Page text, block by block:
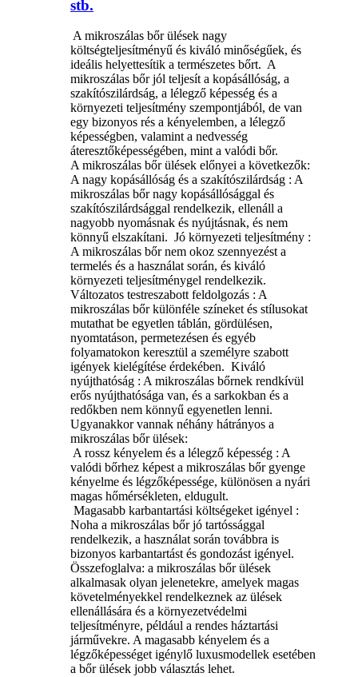
stb.
‌ A mikroszálas bőr ülések nagy
költségteljesítményű és kiváló minőségűek, és
ideális helyettesítik a természetes bőrt. ‌ A
mikroszálas bőr jól teljesít a kopásállóság, a
szakítószilárdság, a lélegző képesség és a
környezeti teljesítmény szempontjából, de van
egy bizonyos rés a kényelemben, a lélegző
képességben, valamint a nedvesség
áteresztőképességében, mint a valódi bőr. ‌
A mikroszálas bőr ülések előnyei a következők: ‌
A nagy kopásállóság és a szakítószilárdság ‌: ​​A
mikroszálas bőr nagy kopásállósággal és
szakítószilárdsággal rendelkezik, ellenáll a
nagyobb nyomásnak és nyújtásnak, és nem
könnyű elszakítani. ‌ Jó környezeti teljesítmény ‌:
A mikroszálas bőr nem okoz szennyezést a
termelés és a használat során, és kiváló
környezeti teljesítménygel rendelkezik. ‌
Változatos testreszabott feldolgozás ‌: A
mikroszálas bőr különféle színeket és stílusokat
mutathat be egyetlen táblán, gördülésen,
nyomtatáson, permetezésen és egyéb
folyamatokon keresztül a személyre szabott
igények kielégítése érdekében. ‌ Kiváló
nyújthatóság ‌: ​​A mikroszálas bőrnek rendkívül
erős nyújthatósága van, és a sarkokban és a
redőkben nem könnyű egyenetlen lenni. ‌
Ugyanakkor vannak néhány hátrányos a
mikroszálas bőr ülések:
‌ A rossz kényelem és a lélegző képesség ‌: A
valódi bőrhez képest a mikroszálas bőr gyenge
kényelme és légzőképessége, különösen a nyári
magas hőmérsékleten, eldugult.
‌ Magasabb karbantartási költségeket igényel ‌:
Noha a mikroszálas bőr jó tartóssággal
rendelkezik, a használat során továbbra is
bizonyos karbantartást és gondozást igényel.
Összefoglalva: a mikroszálas bőr ülések
alkalmasak olyan jelenetekre, amelyek magas
követelményekkel rendelkeznek az ülések
ellenállására és a környezetvédelmi
teljesítményre, például a rendes háztartási
járművekre. A magasabb kényelem és a
légzőképességet igénylő luxusmodellek esetében
a bőr ülések jobb választás lehet.